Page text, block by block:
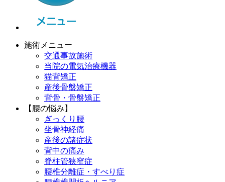
施術メニュー
交通事故施術
当院の電気治療機器
猫背矯正
産後骨盤矯正
背骨・骨盤矯正
【腰の悩み】
ぎっくり腰
坐骨神経痛
産後の諸症状
背中の痛み
脊柱管狭窄症
腰椎分離症・すべり症